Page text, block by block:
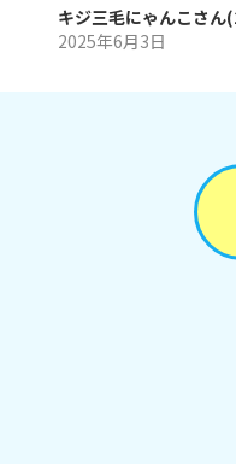
キジ三毛にゃんこさん(
2025年6月3日